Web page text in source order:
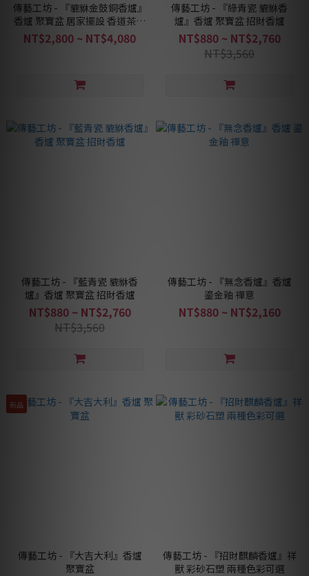
傳藝工坊 - 『貔貅金鼓銅香爐』
香爐 聚寶盆 居家擺設 香道茶席
精品
NT$2,800 ~ NT$4,080
傳藝工坊 - 『綠青瓷 貔貅香
爐』香爐 聚寶盆 招財香爐
NT$880 ~ NT$2,760
NT$3,560
傳藝工坊 - 『藍青瓷 貔貅香
爐』香爐 聚寶盆 招財香爐
NT$880 ~ NT$2,760
NT$3,560
傳藝工坊 - 『無念香爐』香爐
鎏金釉 禪意
NT$880 ~ NT$2,160
新品
傳藝工坊 - 『大吉大利』香爐
聚寶盆
傳藝工坊 - 『招財麒麟香爐』祥
獸 彩砂石塑 兩種色彩可選